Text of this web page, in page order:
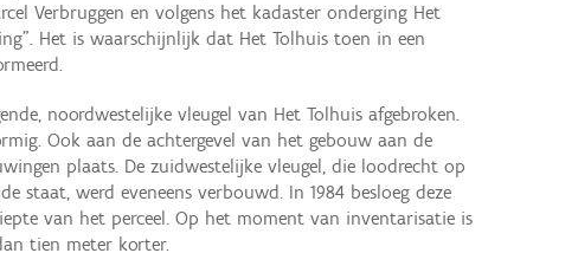
Verbruggen en volgens het kadaster onderging Het
Het is waarschijnlijk dat Het Tolhuis toen in een
noordwestelijke vleugel van Het Tolhuis afgebroken.
Ook aan de achtergevel van het gebouw aan de
plaats. De zuidwestelijke vleugel, die loodrecht op
staat, werd eveneens verbouwd. In 1984 besloeg deze
van het perceel. Op het moment van inventarisatie is
tien meter korter.